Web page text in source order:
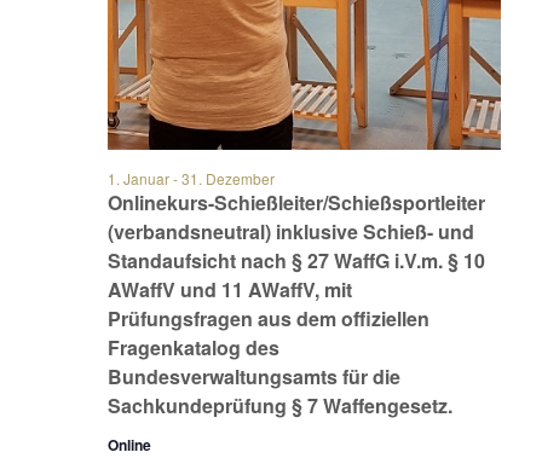
Onlinekurs-Schießleiter/Schießsportleiter
(verbandsneutral) inklusive Schieß- und
Standaufsicht nach § 27 WaffG i.V.m. § 10
AWaffV und 11 AWaffV, mit
Prüfungsfragen aus dem offiziellen
Fragenkatalog des
Bundesverwaltungsamts für die
Sachkundeprüfung § 7 Waffengesetz.
1. Januar-31. Dezember
Online